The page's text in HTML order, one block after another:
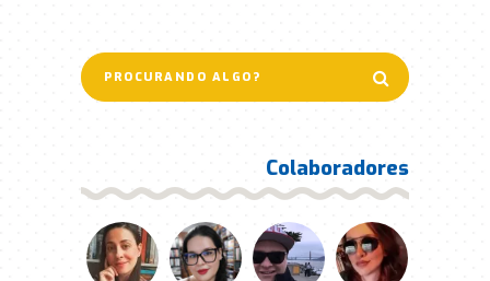
Colaboradores